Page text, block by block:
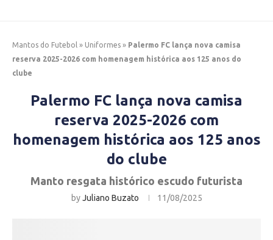
Mantos do Futebol » Uniformes » Palermo FC lança nova camisa
reserva 2025-2026 com homenagem histórica aos 125 anos do
clube
Palermo FC lança nova camisa
reserva 2025-2026 com
homenagem histórica aos 125 anos
do clube
Manto resgata histórico escudo futurista
byJuliano Buzato 11/08/2025